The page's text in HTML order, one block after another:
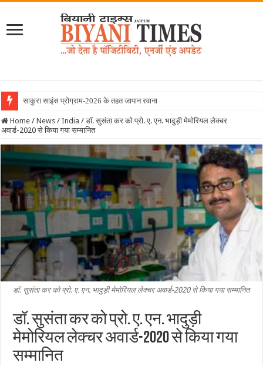
साकुरा साइंस प्रोग्राम-2026 के तहत जापान रवाना हुई बियानी ग्
Home / News / India / डॉ. सुसंता कर को प्रो. ए. एन. भादुड़ी मेमोरियल लेक्चर
अवार्ड-2020 से किया गया सम्मानित
डॉ. सुसंता कर को प्रो. ए. एन. भादुड़ी मेमोरियल लेक्चर अवार्ड-2020 से किया गया सम्मानित
डॉ. सुसंता कर को प्रो. ए. एन. भादुड़ी
मेमोरियल लेक्चर अवार्ड-2020 से किया गया
सम्मानित